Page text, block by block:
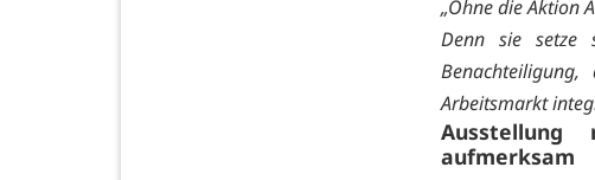
„Ohne die Aktion
Denn sie setze
Arbeitsmarkt
Ausstellung
aufmerksam